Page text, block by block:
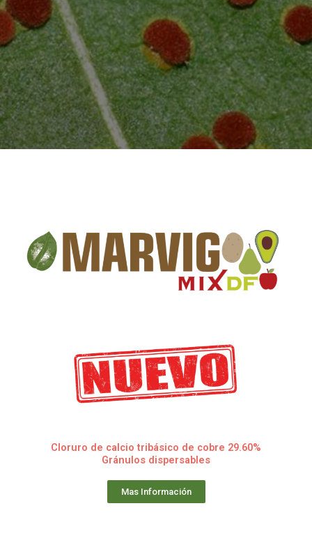
Cloruro de calcio tribásico de cobre 29.60%
Gránulos dispersables
Mas Información